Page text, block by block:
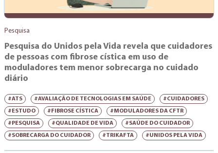
Pesquisa
Pesquisa do Unidos pela Vida revela que cuidadores
de pessoas com fibrose cística em uso de
moduladores tem menor sobrecarga no cuidado
diário
#ATS #AVALIAÇÃO DE TECNOLOGIAS EM SAÚDE #CUIDADORES
#ESTUDO #FIBROSE CÍSTICA #MODULADORES DA CFTR
#PESQUISA #QUALIDADE DE VIDA #SAÚDE DO CUIDADOR
#SOBRECARGA DO CUIDADOR #TRIKAFTA #UNIDOS PELA VIDA